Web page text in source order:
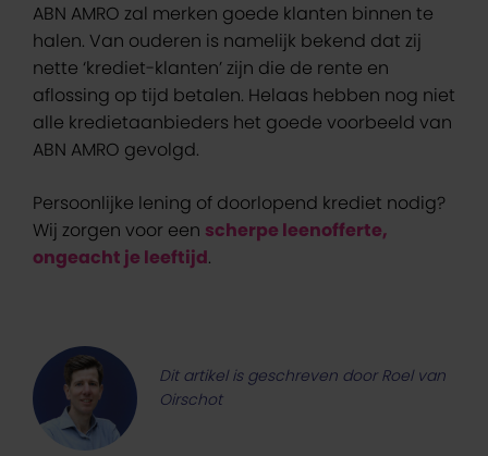
ABN AMRO zal merken goede klanten binnen te
halen. Van ouderen is namelijk bekend dat zij
nette ‘krediet-klanten’ zijn die de rente en
aflossing op tijd betalen. Helaas hebben nog niet
alle kredietaanbieders het goede voorbeeld van
ABN AMRO gevolgd.
Persoonlijke lening of doorlopend krediet nodig?
Wij zorgen voor een scherpe leenofferte,
ongeacht je leeftijd.
Dit artikel is geschreven door Roel van
Oirschot